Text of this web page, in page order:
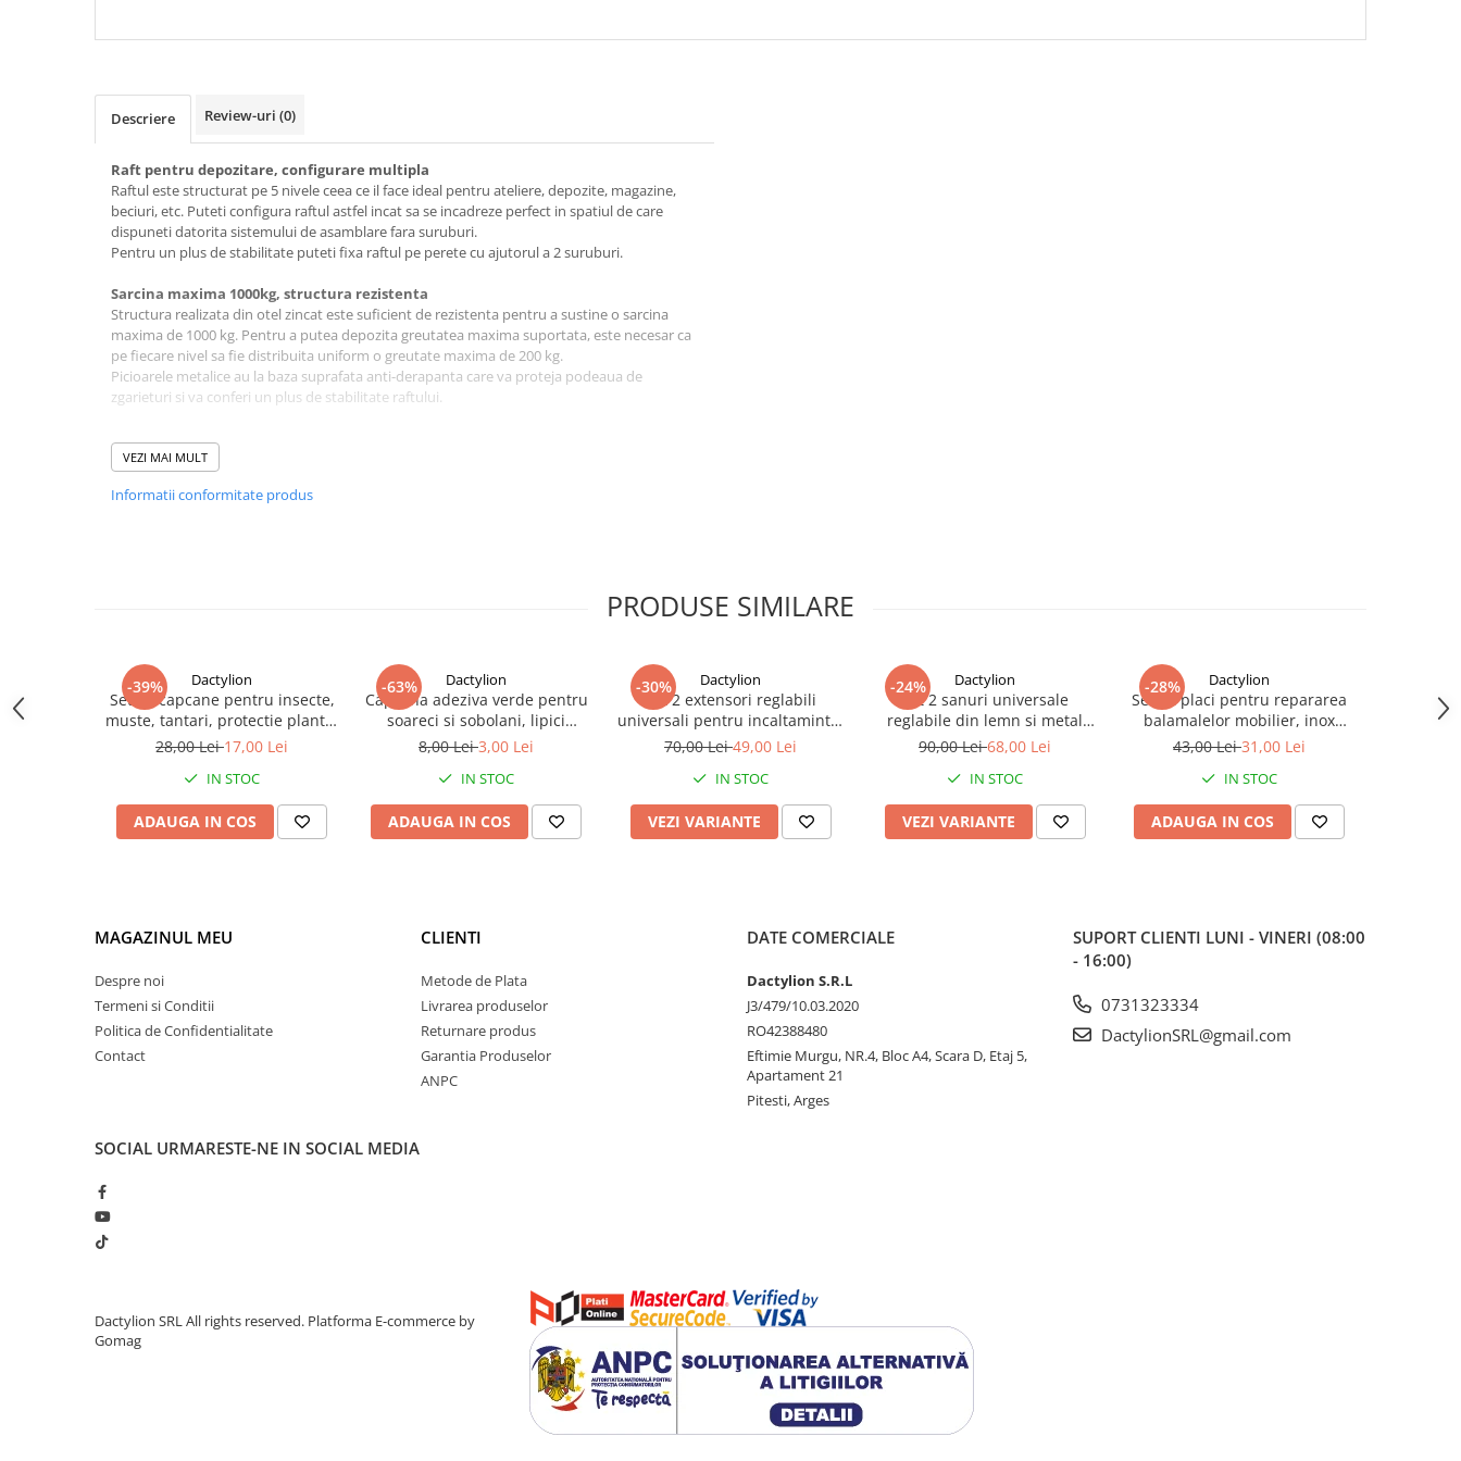
Descriere Review-uri (0)
Raft pentru depozitare, configurare multipla
Raftul este structurat pe 5 nivele ceea ce il face ideal pentru ateliere, depozite, magazine,
beciuri, etc. Puteti configura raftul astfel incat sa se incadreze perfect in spatiul de care
dispuneti datorita sistemului de asamblare fara suruburi.
Pentru un plus de stabilitate puteti fixa raftul pe perete cu ajutorul a 2 suruburi.
Sarcina maxima 1000kg, structura rezistenta
Structura realizata din otel zincat este suficient de rezistenta pentru a sustine o sarcina
maxima de 1000 kg. Pentru a putea depozita greutatea maxima suportata, este necesar ca
pe fiecare nivel sa fie distribuita uniform o greutate maxima de 200 kg.
Picioarele metalice au la baza suprafata anti-derapanta care va proteja podeaua de
zgarieturi si va conferi un plus de stabilitate raftului.
Specificatii:
- 5 nivele;
- cadru otel zincat 0.8mm;
- dimensiuni raft 99.3x44.3cm;
VEZI MAI MULT
Informatii conformitate produs
PRODUSE SIMILARE
-39% Dactylion
Set 20 capcane pentru insecte,
muste, tantari, protectie plante,
autoadezive, fata-verso, 10 x 15
28,00 Lei17,00 Lei
IN STOC
ADAUGA IN COS
-63% Dactylion
Capcana adeziva verde pentru
soareci si sobolani, lipici
puternic, 16 x 21 cm, non
usoara
8,00 Lei3,00 Lei
IN STOC
ADAUGA IN COS
-30% Dactylion
Set 2 extensori reglabili
universali pentru incaltaminte,
pantofi si adidasi – Largitor
ajustare personalizata
70,00 Lei49,00 Lei
IN STOC
VEZI VARIANTE
-24% Dactylion
Set 2 sanuri universale
reglabile din lemn si metal
pentru largit si alungit
profesional pentru pantofi,
adidasi si ghete
90,00 Lei68,00 Lei
IN STOC
VEZI VARIANTE
-28% Dactylion
Set 12 placi pentru repararea
balamalelor mobilier, inox
rezistent, 72 suruburi incluse, 9
43,00 Lei31,00 Lei
IN STOC
ADAUGA IN COS
Maner
2 chei,
MAGAZINUL MEU
Despre noi
Termeni si Conditii
Politica de Confidentialitate
Contact
CLIENTI
Metode de Plata
Livrarea produselor
Returnare produs
Garantia Produselor
ANPC
DATE COMERCIALE
Dactylion S.R.L
J3/479/10.03.2020
RO42388480
Eftimie Murgu, NR.4, Bloc A4, Scara D, Etaj 5,
Apartament 21
Pitesti, Arges
SUPORT CLIENTI LUNI - VINERI (08:00
- 16:00)
0731323334
DactylionSRL@gmail.com
SOCIAL URMARESTE-NE IN SOCIAL MEDIA
Dactylion SRL All rights reserved. Platforma E-commerce by
Gomag